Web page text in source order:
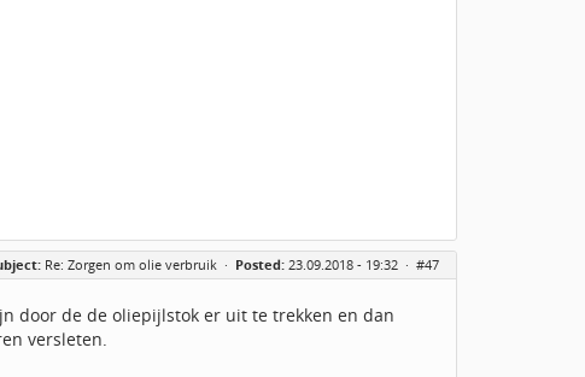
Re: Zorgen om olie verbruik · Posted: 23.09.2018 - 19:32 · #47
door de de oliepijlstok er uit te trekken en dan
versleten.